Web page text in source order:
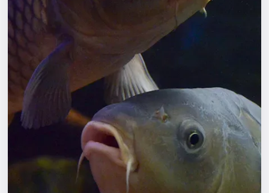
Города
Площадки
Артисты